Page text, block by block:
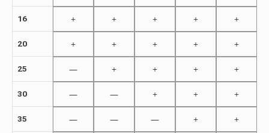
16 + + + + +
20 + + + + +
25 — + + + +
30 — — + + +
35 — — — + +